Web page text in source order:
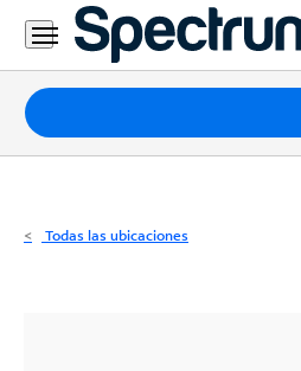
Residencial
Business
Paquetes
Internet
Todas las ubicaciones